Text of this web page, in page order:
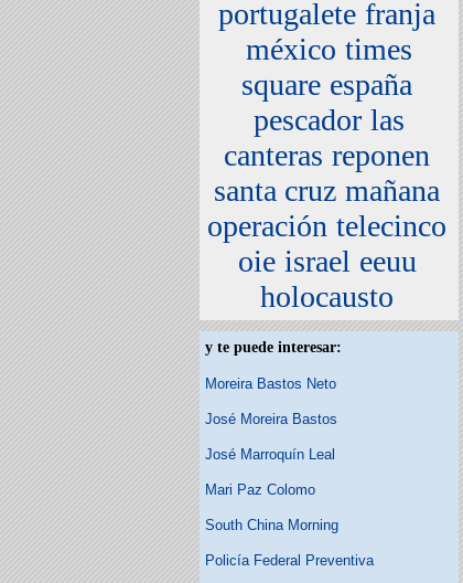
portugalete franja
méxico times
square españa
pescador las
canteras reponen
santa cruz mañana
operación telecinco
oie israel eeuu
holocausto
y te puede interesar:
Moreira Bastos Neto
José Moreira Bastos
José Marroquín Leal
Mari Paz Colomo
South China Morning
Policía Federal Preventiva